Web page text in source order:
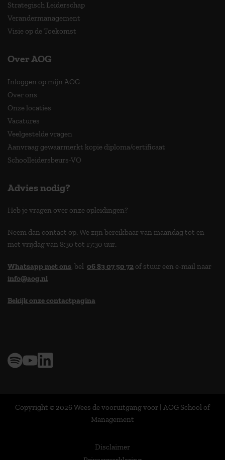
Strategisch Leiderschap
Verandermanagement
Visie op de Toekomst
Over AOG
Inloggen op mijn AOG
Over ons
Onze locaties
Vacatures
Veelgestelde vragen
Aanvraag gewaarmerkt kopie diploma/certificaat
Schoolleidersbeurs-VO
Advies nodig?
Heb je vragen over onze opleidingen?
Neem dan contact op. We zijn bereikbaar van maandag tot en
met vrijdag van 8:30 tot 17:30 uur.
Whatsapp met ons, bel 06 83 07 50 72 of stuur een e-mail naar
info@aog.nl
Bekijk onze contactpagina
Copyright © 2026 Wees de vooruitgang voor | AOG School of
Management
Disclaimer